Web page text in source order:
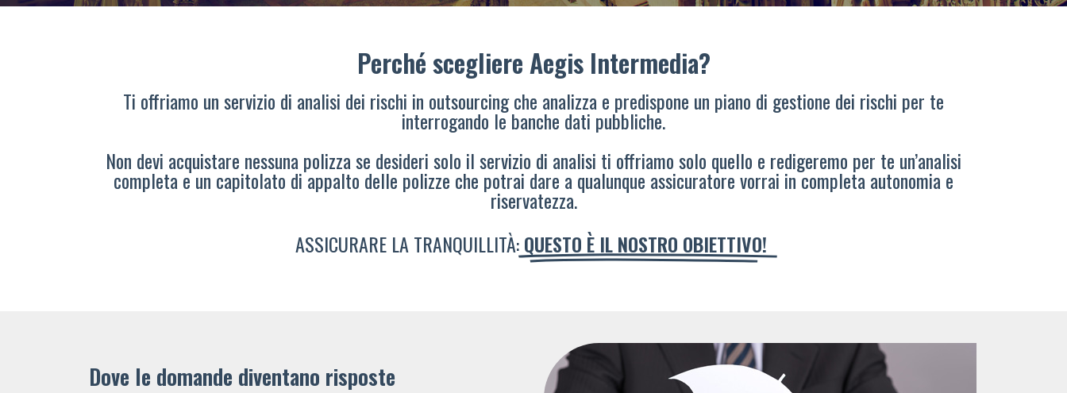
Perché scegliere Aegis Intermedia?
Ti offriamo un servizio di analisi dei rischi in outsourcing che analizza e predispone un piano di gestione dei rischi per te
interrogando le banche dati pubbliche.
Non devi acquistare nessuna polizza se desideri solo il servizio di analisi ti offriamo solo quello e redigeremo per te un’analisi
completa e un capitolato di appalto delle polizze che potrai dare a qualunque assicuratore vorrai in completa autonomia e
riservatezza.
ASSICURARE LA TRANQUILLITÀ:QUESTO È IL NOSTRO OBIETTIVO!
Dove le domande diventano risposte